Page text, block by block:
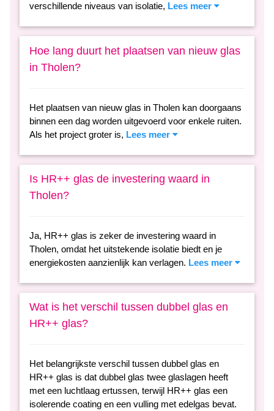
verschillende niveaus van isolatie, Lees meer
Hoe lang duurt het plaatsen van nieuw glas
in Tholen?
Het plaatsen van nieuw glas in Tholen kan doorgaans
binnen een dag worden uitgevoerd voor enkele ruiten.
Als het project groter is, Lees meer
Is HR++ glas de investering waard in
Tholen?
Ja, HR++ glas is zeker de investering waard in
Tholen, omdat het uitstekende isolatie biedt en je
energiekosten aanzienlijk kan verlagen. Lees meer
Wat is het verschil tussen dubbel glas en
HR++ glas?
Het belangrijkste verschil tussen dubbel glas en
HR++ glas is dat dubbel glas twee glaslagen heeft
met een luchtlaag ertussen, terwijl HR++ glas een
isolerende coating en een vulling met edelgas bevat.